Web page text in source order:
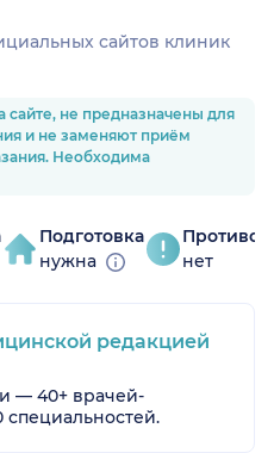
сайтов клиник
не предназначены для
и не заменяют приём
Необходима
Подготовка
нужна
нет
редакцией
— 40+ врачей-
специальностей.